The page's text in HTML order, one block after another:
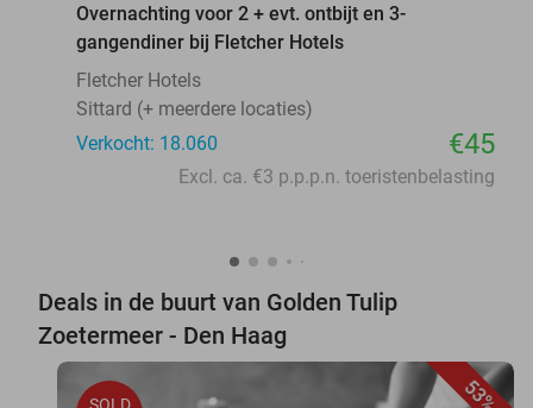
Overnachting voor 2 + evt. ontbijt en 3-
gangendiner bij Fletcher Hotels
Fletcher Hotels
Sittard (+ meerdere locaties)
Verkocht: 18.060
€45
Excl. ca. €3 p.p.p.n. toeristenbelasting
Deals in de buurt van Golden Tulip
Zoetermeer - Den Haag
53%
SOLD